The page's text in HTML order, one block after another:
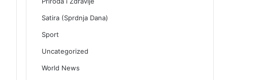
Satira (Sprdnja Dana)
Sport
Uncategorized
World News